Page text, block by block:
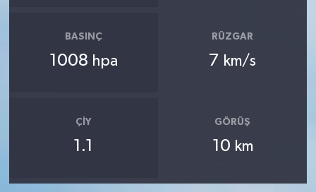
BASINÇ
1008 hpa
RÜZGAR
7 km/s
ÇIY
1.1
GÖRÜŞ
10 km